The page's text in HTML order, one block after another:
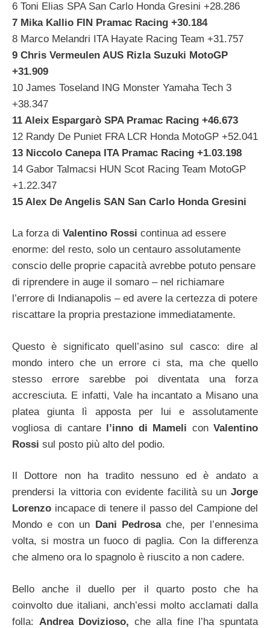
6 Toni Elias SPA San Carlo Honda Gresini +28.286
7 Mika Kallio FIN Pramac Racing +30.184
8 Marco Melandri ITA Hayate Racing Team +31.757
9 Chris Vermeulen AUS Rizla Suzuki MotoGP
+31.909
10 James Toseland ING Monster Yamaha Tech 3
+38.347
11 Aleix Espargarò SPA Pramac Racing +46.673
12 Randy De Puniet FRA LCR Honda MotoGP +52.041
13 Niccolo Canepa ITA Pramac Racing +1.03.198
14 Gabor Talmacsi HUN Scot Racing Team MotoGP
+1.22.347
15 Alex De Angelis SAN San Carlo Honda Gresini
La forza di Valentino Rossi continua ad essere
enorme: del resto, solo un centauro assolutamente
conscio delle proprie capacità avrebbe potuto pensare
di riprendere in auge il somaro – nel richiamare
l’errore di Indianapolis – ed avere la certezza di potere
riscattare la propria prestazione immediatamente.
Questo è significato quell’asino sul casco: dire al
mondo intero che un errore ci sta, ma che quello
stesso errore sarebbe poi diventata una forza
accresciuta. E infatti, Vale ha incantato a Misano una
platea giunta lì apposta per lui e assolutamente
vogliosa di cantare l’inno di Mameli conValentino
Rossi sul posto più alto del podio.
Il Dottore non ha tradito nessuno ed è andato a
prendersi la vittoria con evidente facilità su un Jorge
Lorenzo incapace di tenere il passo del Campione del
Mondo e con un Dani Pedrosache, per l’ennesima
volta, si mostra un fuoco di paglia. Con la differenza
che almeno ora lo spagnolo è riuscito a non cadere.
Bello anche il duello per il quarto posto che ha
coinvolto due italiani, anch’essi molto acclamati dalla
folla: Andrea Dovizioso, che alla fine l’ha spuntata